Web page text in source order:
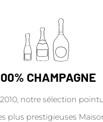
CHAMPAGNE
notre sélection
plus prestigieuses